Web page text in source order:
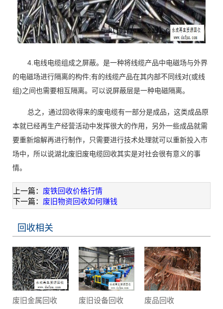
4.电线电缆组成之屏蔽。是一种将线缆产品中电磁场与外界
的电磁场进行隔离的构件;有的线缆产品在其内部不同线对(或线
组)之间也需要相互隔离。可以说屏蔽层是一种电磁隔离。
总之，通过回收得来的废电缆有一部分是成品，这类成品原
本就已经再生产经营活动中发挥很大的作用，另外一些成品就需
要重新熔解再进行制作，只需要进行技术处理就可以重新投入市
场中，所以说湖北废旧废电缆回收其实是对社会很有意义的事
情。
上一篇： 废铁回收价格行情
下一篇： 废旧物资回收如何赚钱
回收相关
废旧金属回收 废旧设备回收 废品回收